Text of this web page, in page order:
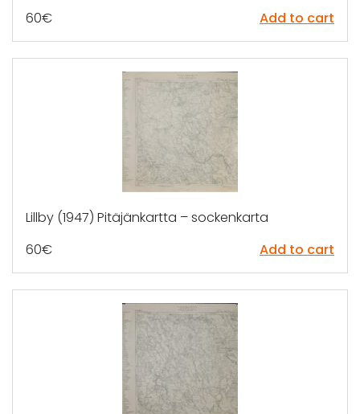
60€ Add to cart
Lillby (1947) Pitäjänkartta – sockenkarta
60€ Add to cart